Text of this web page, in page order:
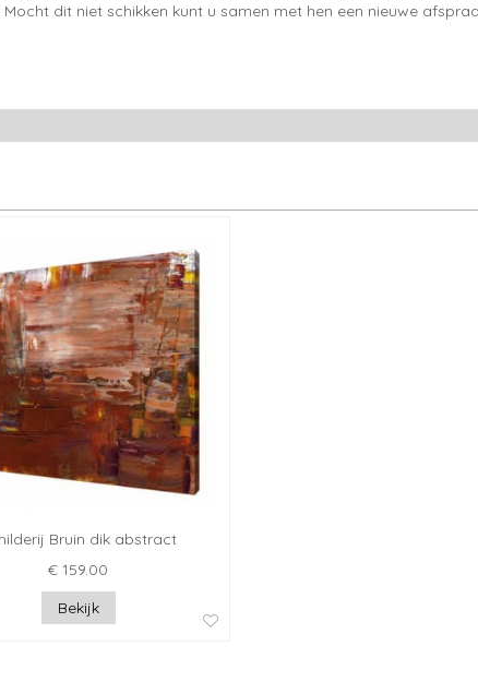
dit niet schikken kunt u samen met hen een nieuwe
Bruin dik abstract
€ 159.00
Bekijk